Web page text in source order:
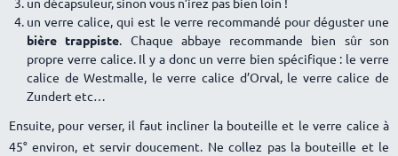
un verre calice, qui est le verre recommandé pour déguster une
bière trappiste. Chaque abbaye recommande bien sûr son
propre verre calice. Il y a donc un verre bien spécifique : le verre
calice de Westmalle, le verre calice d’Orval, le verre calice de
Zundert etc
Ensuite, pour verser, il faut incliner la bouteille et le verre calice à
45° environ, et servir doucement. Ne collez pas la bouteille et le